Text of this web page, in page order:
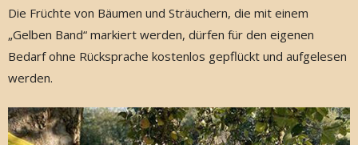
Die Früchte von Bäumen und Sträuchern, die mit einem
„Gelben Band“ markiert werden, dürfen für den eigenen
Bedarf ohne Rücksprache kostenlos gepflückt und aufgelesen
werden.